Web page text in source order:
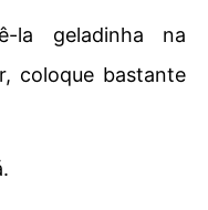
la geladinha na
coloque bastante